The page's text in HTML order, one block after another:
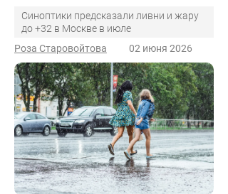
Синоптики предсказали ливни и жару
до +32 в Москве в июле
Роза Старовойтова
02 июня 2026